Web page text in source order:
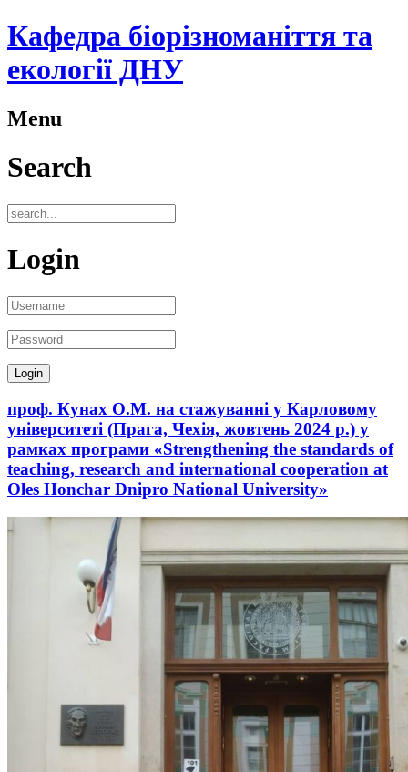
Кафедра біорізноманіття та
екології ДНУ
Menu
Search
Login
проф. Кунах О.М. на стажуванні у Карловому
університеті (Прага, Чехія, жовтень 2024 р.) у
рамках програми «Strengthening the standards of
teaching, research and international cooperation at
Oles Honchar Dnipro National University»